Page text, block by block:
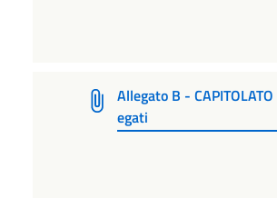
Allegato B -
egati